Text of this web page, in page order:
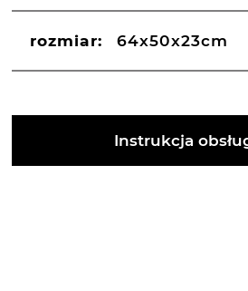
rozmiar: 64x50x23cm
Instrukcja